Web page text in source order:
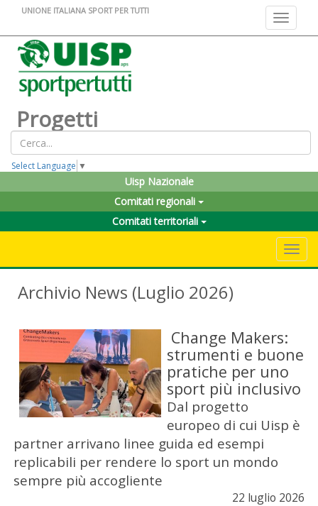
Toggle
UNIONE ITALIANA SPORT PER TUTTI
Progetti
Select Language ▼
Uisp Nazionale
Comitati regionali
Comitati territoriali
Archivio News (Luglio 2026)
Change Makers:
strumenti e buone
pratiche per uno
sport più inclusivo
Dal progetto
europeo di cui Uisp è
partner arrivano linee guida ed esempi
replicabili per rendere lo sport un mondo
sempre più accogliente
22 luglio 2026